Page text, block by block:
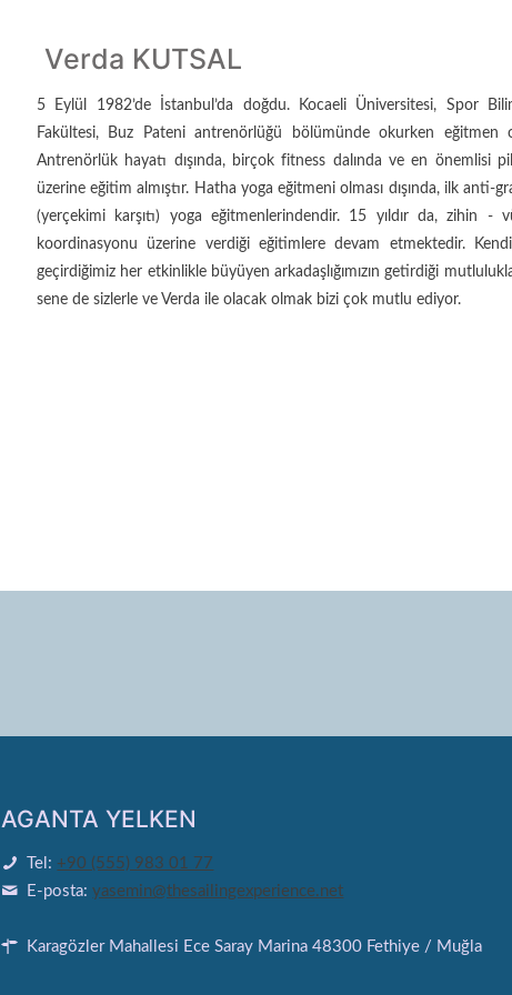
Verda KUTSAL
5 Eylül 1982’de İstanbul’da doğdu. Kocaeli Üniversitesi, Spor
Fakültesi, Buz Pateni antrenörlüğü bölümünde okurken eğitmen
Antrenörlük hayatı dışında, birçok fitness dalında ve en önemlisi
üzerine eğitim almıştır. Hatha yoga eğitmeni olması dışında, ilk anti-
(yerçekimi karşıtı) yoga eğitmenlerindendir. 15 yıldır da, zihin -
koordinasyonu üzerine verdiği eğitimlere devam etmektedir.
geçirdiğimiz her etkinlikle büyüyen arkadaşlığımızın getirdiği
sene de sizlerle ve Verda ile olacak olmak bizi çok mutlu ediyor.
AGANTA YELKEN
Tel: +90 (555) 983 01 77
E-posta:yasemin@thesailingexperience.net
Karagözler Mahallesi Ece Saray Marina 48300 Fethiye / Muğla